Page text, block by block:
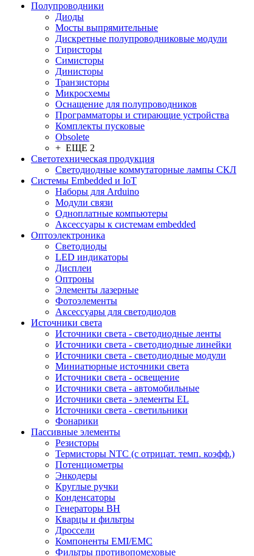
Полупроводники
Диоды
Мосты выпрямительные
Дискретные полупроводниковые модули
Тиристоры
Симисторы
Динисторы
Транзисторы
Микросхемы
Оснащение для полупроводников
Программаторы и стирающие устройства
Комплекты пусковые
Obsolete
+ ЕЩЕ 2
Светотехническая продукция
Светодиодные коммутаторные лампы СКЛ
Системы Embedded и IoT
Наборы для Arduino
Модули связи
Одноплатные компьютеры
Аксессуары к системам embedded
Oптоэлектроника
Светодиоды
LED индикаторы
Дисплеи
Оптроны
Элементы лазерные
Фотоэлементы
Аксессуары для светодиодов
Источники света
Источники света - светодиодные ленты
Источники света - светодиодные линейки
Источники света - светодиодные модули
Миниатюрные источники света
Источники света - освещение
Источники света - автомобильные
Источники света - элементы EL
Источники света - светильники
Фонарики
Пассивные элементы
Резисторы
Термисторы NTC (с отрицат. темп. коэфф.)
Потенциометры
Энкодеры
Круглые ручки
Конденсаторы
Генераторы ВН
Кварцы и фильтры
Дроссели
Компоненты EMI/EMC
Фильтры противопомеховые